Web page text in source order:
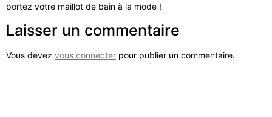
portez votre maillot de bain à la mode !
Laisser un commentaire
Vous devez vous connecter pour publier un commentaire.